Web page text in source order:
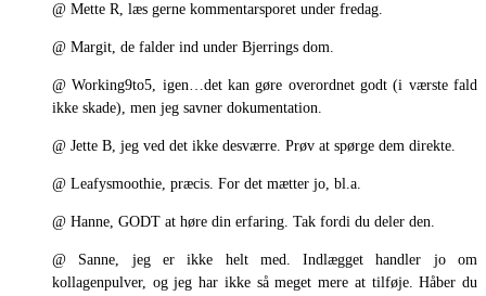
@ Mette R, læs gerne kommentarsporet under fredag.
@ Margit, de falder ind under Bjerrings dom.
@ Working9to5, igen…det kan gøre overordnet godt (i værste fald
ikke skade), men jeg savner dokumentation.
@ Jette B, jeg ved det ikke desværre. Prøv at spørge dem direkte.
@ Leafysmoothie, præcis. For det mætter jo, bl.a.
@ Hanne, GODT at høre din erfaring. Tak fordi du deler den.
@ Sanne, jeg er ikke helt med. Indlægget handler jo om
kollagenpulver, og jeg har ikke så meget mere at tilføje. Håber du